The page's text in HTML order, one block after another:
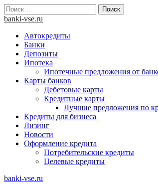
Skip
to
Найти:
banki-vse.ru
Автокредиты
Банки
Депозиты
Ипотека
Ипотечные предложения от
Карты банков
Дебетовые карты
Кредитные карты
Лучшие предложения по
Кредиты для бизнеса
Лизинг
Новости
Оформление кредита
Потребительские кредиты
Целевые кредиты
banki-vse.ru